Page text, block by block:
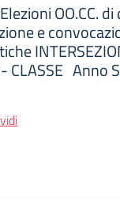
OO.CC.
e
- CLASSE Anno